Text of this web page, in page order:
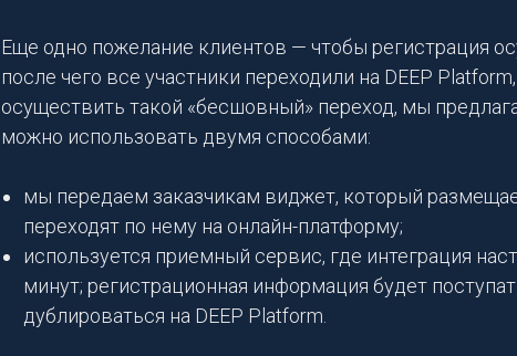
Еще одно пожелание клиентов — чтобы регистрация
после чего все участники переходили на DEEP
осуществить такой «бесшовный» переход, мы
можно использовать двумя способами:
мы передаем заказчикам виджет, который
переходят по нему на онлайн-платформу;
используется приемный сервис, где интеграция
минут; регистрационная информация будет
дублироваться на DEEP Platform.